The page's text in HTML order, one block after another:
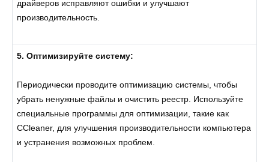
драйверов исправляют ошибки и улучшают
производительность.
5. Оптимизируйте систему:
Периодически проводите оптимизацию системы, чтобы
убрать ненужные файлы и очистить реестр. Используйте
специальные программы для оптимизации, такие как
CCleaner, для улучшения производительности компьютера
и устранения возможных проблем.